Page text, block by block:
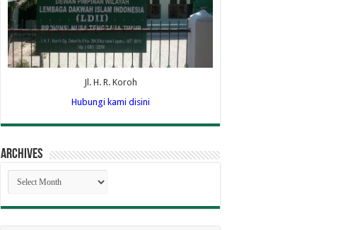
Jl. H. R. Koroh
Hubungi kami disini
Archives
Archives